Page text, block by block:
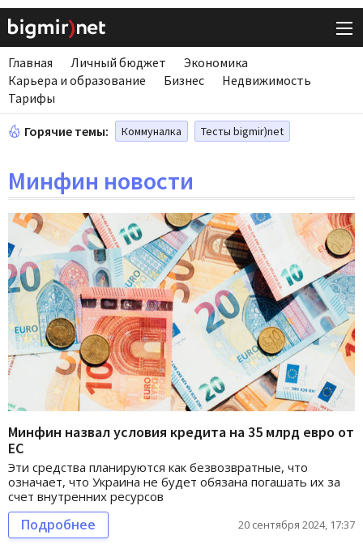
Главная Личный бюджет
Экономика
Карьера и образование
Бизнес
Недвижимость
Тарифы
Горячие темы: Коммуналка Тесты bigmir)net
Минфин новости
Минфин назвал условия кредита на 35 млрд евро от
ЕС
Эти средства планируются как безвозвратные, что
означает, что Украина не будет обязана погашать их за
счет внутренних ресурсов
Подробнее 20 сентября 2024, 17:37